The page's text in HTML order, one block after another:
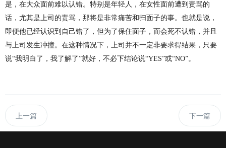
是，在大众面前难以认错。特别是年轻人，在女性面前遭到责骂的
话，尤其是上司的责骂，那将是非常痛苦和扫面子的事。也就是说，
即便他已经认识到自己错了，但为了保住面子，而会死不认错，并且
与上司发生冲撞。在这种情况下，上司并不一定非要求得结果，只要
说“我明白了，我了解了”就好，不必下结论说“YES”或“NO”。
上一篇 下一篇